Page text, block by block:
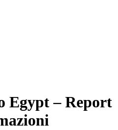
Egypt – Report